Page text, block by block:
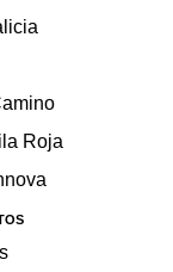
Roja